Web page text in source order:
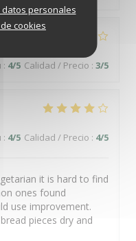
datos personales
cookies
: 4/5 Calidad / Precio : 3/5
: 4/5 Calidad / Precio : 4/5
it is hard to find
ones found
use improvement.
pieces dry and